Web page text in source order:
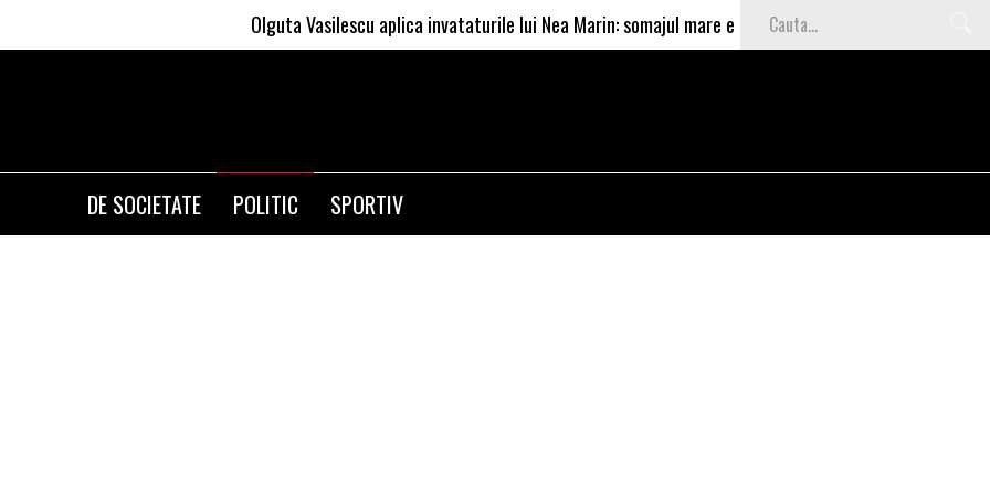
Olguta Vasilescu aplica invataturile lui Nea Marin: somajul mare e o garantie pentru investitori
DE SOCIETATE POLITIC SPORTIV